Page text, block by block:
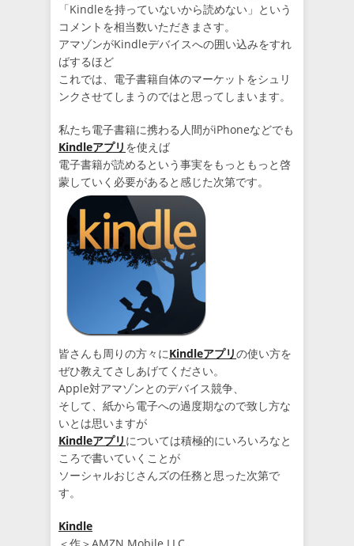
「Kindleを持っていないから読めない」という
コメントを相当数いただきまさす。
アマゾンがKindleデバイスへの囲い込みをすれ
ばするほど
これでは、電子書籍自体のマーケットをシュリ
ンクさせてしまうのではと思ってしまいます。
私たち電子書籍に携わる人間がiPhoneなどでも
Kindleアプリ を使えば
電子書籍が読めるという事実をもっともっと啓
蒙していく必要があると感じた次第です。
皆さんも周りの方々にKindleアプリの使い方を
ぜひ教えてさしあげてください。
Apple対アマゾンとのデバイス競争、
そして、紙から電子への過度期なので致し方な
いとは思いますが
Kindleアプリ については積極的にいろいろなと
ころで書いていくことが
ソーシャルおじさんズの任務と思った次第で
す。
Kindle